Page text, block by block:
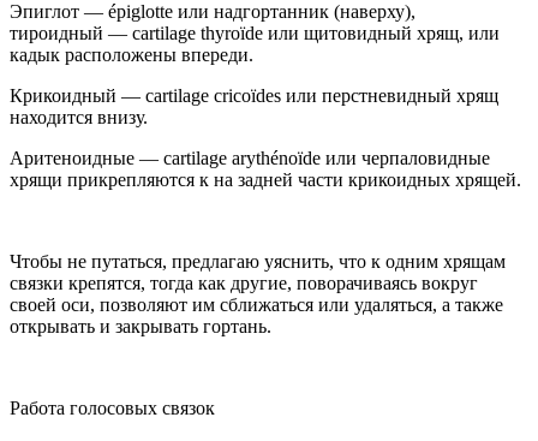
Эпиглот — épiglotte или надгортанник (наверху),
тироидный — cartilage thyroïde или щитовидный хрящ, или
кадык расположены впереди.
Крикоидный — cartilage cricoïdes или перстневидный хрящ
находится внизу.
Аритеноидные — cartilage arythénoïde или черпаловидные
хрящи прикрепляются к на задней части крикоидных хрящей.
Чтобы не путаться, предлагаю уяснить, что к одним хрящам
связки крепятся, тогда как другие, поворачиваясь вокруг
своей оси, позволяют им сближаться или удаляться, а также
открывать и закрывать гортань.
Работа голосовых связок